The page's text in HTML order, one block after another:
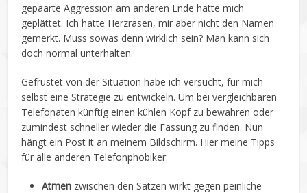
gepaarte Aggression am anderen Ende hatte mich
geplättet. Ich hatte Herzrasen, mir aber nicht den Namen
gemerkt. Muss sowas denn wirklich sein? Man kann sich
doch normal unterhalten.
Gefrustet von der Situation habe ich versucht, für mich
selbst eine Strategie zu entwickeln. Um bei vergleichbaren
Telefonaten künftig einen kühlen Kopf zu bewahren oder
zumindest schneller wieder die Fassung zu finden. Nun
hängt ein Post it an meinem Bildschirm. Hier meine Tipps
für alle anderen Telefonphobiker:
Atmen zwischen den Sätzen wirkt gegen peinliche